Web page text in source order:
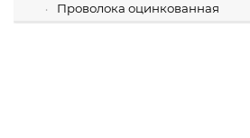
Проволока оцинкованная